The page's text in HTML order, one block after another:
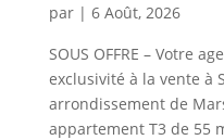
par | 6 Août, 2026
SOUS OFFRE – Votre
exclusivité à la vente à
arrondissement de
appartement T3 de 55